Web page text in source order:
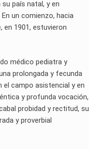
país natal, y en
un comienzo, hacia
en 1901, estuvieron
médico pediatra y
prolongada y fecunda
el campo asistencial y en
y profunda vocación,
probidad y rectitud, su
y proverbial